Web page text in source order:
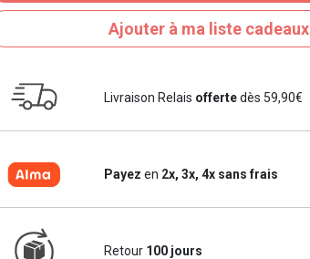
Ajouter à ma liste cadeaux
Livraison Relais offertedès 59,90€
Payez en 2x, 3x, 4x sans frais
Retour 100 jours